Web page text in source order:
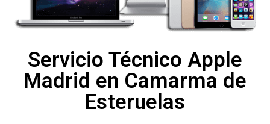
Servicio Técnico Apple
Madrid en Camarma de
Esteruelas